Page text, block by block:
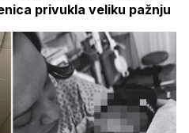
privukla veliku pažnju